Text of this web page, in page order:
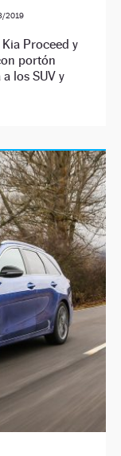
2019
Proceed y
portón
los SUV y